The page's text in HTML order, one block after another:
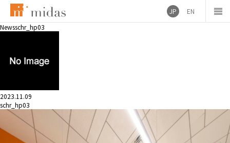
JP
EN
Newsschr_hp03
2023.11.09
schr_hp03